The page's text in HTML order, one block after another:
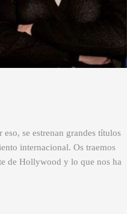
se estrenan grandes títulos
internacional. Os traemos
de Hollywood y lo que nos ha